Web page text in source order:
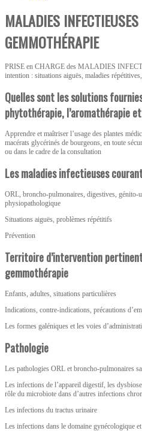
MALADIES
GEMMOTHÉRAPIE
PRISE en CHARGE des MALADIES
intention : situations aiguës, maladies
Quelles sont les solutions
phytothérapie, l’aromathérapie
Apprendre et maîtriser l’usage des plantes
macérats glycérinés de bourgeons, en toute
ou dans le cadre de la consultation
Les maladies infectieuses
ORL, broncho-pulmonaires, digestives, génito-
physiopathologique
Situations aiguës, problèmes répétitifs
Prévention
Territoire d’intervention
gemmothérapie
Enfants, adultes, situations particulières
Indications, contre-indications, précautions
Les formes galéniques et les voies
Pathologie
Les pathologies ORL et broncho-pulmonaires
Les infections de l’appareil digestif, les
rôle du microbiote dans d’autres infections
Les infections du tractus urinaire
Les infections dans le domaine gynécologique